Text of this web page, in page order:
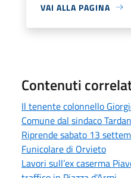
VAI ALLA PAGINA
Contenuti
Il tenente colonnello
Comune dal sindaco
Riprende sabato 13
Funicolare di Orvieto
Lavori sull’ex caserma